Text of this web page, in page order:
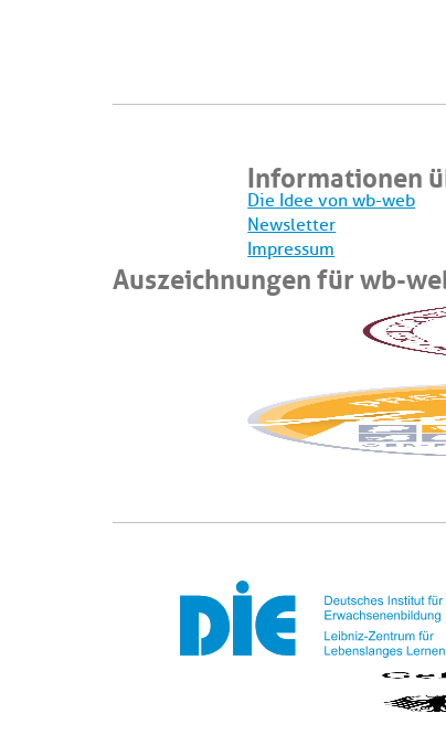
Informationen
Die Idee von wb-web
Newsletter
Impressum
Auszeichnungen für wb-